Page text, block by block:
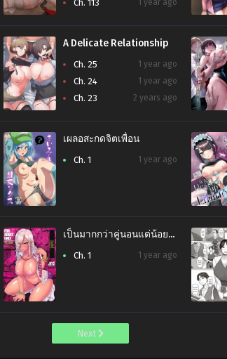
Ch. 113 1 year ago
A Delicate Relationship
Ch. 25 1 year ago
Ch. 24 1 year ago
Ch. 23 2 years ago
เผลอสะกดจิตเพื่อน
Ch. 1 1 year ago
เป็นมากกว่าคู่นอนแต่น้อยกว่าแฟน
Ch. 1 1 year ago
Next